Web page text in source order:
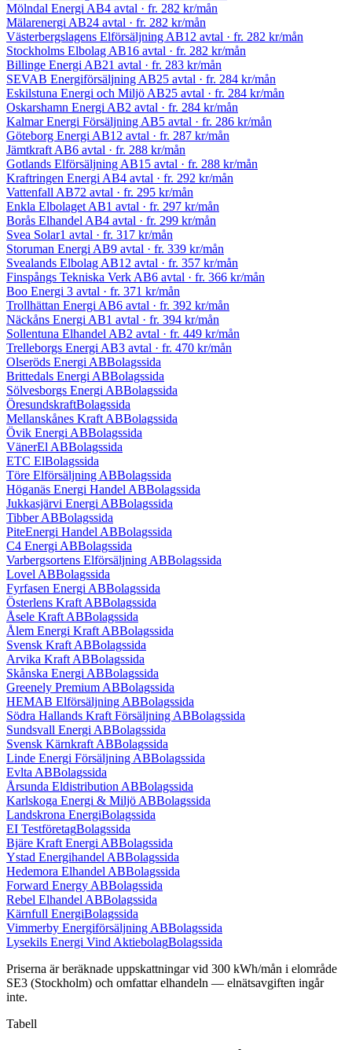
Mölndal Energi AB4 avtal · fr. 282 kr/mån
Mälarenergi AB24 avtal · fr. 282 kr/mån
Västerbergslagens Elförsäljning AB12 avtal · fr. 282 kr/mån
Stockholms Elbolag AB16 avtal · fr. 282 kr/mån
Billinge Energi AB21 avtal · fr. 283 kr/mån
SEVAB Energiförsäljning AB25 avtal · fr. 284 kr/mån
Eskilstuna Energi och Miljö AB25 avtal · fr. 284 kr/mån
Oskarshamn Energi AB2 avtal · fr. 284 kr/mån
Kalmar Energi Försäljning AB5 avtal · fr. 286 kr/mån
Göteborg Energi AB12 avtal · fr. 287 kr/mån
Jämtkraft AB6 avtal · fr. 288 kr/mån
Gotlands Elförsäljning AB15 avtal · fr. 288 kr/mån
Kraftringen Energi AB4 avtal · fr. 292 kr/mån
Vattenfall AB72 avtal · fr. 295 kr/mån
Enkla Elbolaget AB1 avtal · fr. 297 kr/mån
Borås Elhandel AB4 avtal · fr. 299 kr/mån
Svea Solar1 avtal · fr. 317 kr/mån
Storuman Energi AB9 avtal · fr. 339 kr/mån
Svealands Elbolag AB12 avtal · fr. 357 kr/mån
Finspångs Tekniska Verk AB6 avtal · fr. 366 kr/mån
Boo Energi 3 avtal · fr. 371 kr/mån
Trollhättan Energi AB6 avtal · fr. 392 kr/mån
Näckåns Energi AB1 avtal · fr. 394 kr/mån
Sollentuna Elhandel AB2 avtal · fr. 449 kr/mån
Trelleborgs Energi AB3 avtal · fr. 470 kr/mån
Olseröds Energi ABBolagssida
Brittedals Energi ABBolagssida
Sölvesborgs Energi ABBolagssida
ÖresundskraftBolagssida
Mellanskånes Kraft ABBolagssida
Övik Energi ABBolagssida
VänerEl ABBolagssida
ETC ElBolagssida
Töre Elförsäljning ABBolagssida
Höganäs Energi Handel ABBolagssida
Jukkasjärvi Energi ABBolagssida
Tibber ABBolagssida
PiteEnergi Handel ABBolagssida
C4 Energi ABBolagssida
Varbergsortens Elförsäljning ABBolagssida
Lovel ABBolagssida
Fyrfasen Energi ABBolagssida
Österlens Kraft ABBolagssida
Åsele Kraft ABBolagssida
Ålem Energi Kraft ABBolagssida
Svensk Kraft ABBolagssida
Arvika Kraft ABBolagssida
Skånska Energi ABBolagssida
Greenely Premium ABBolagssida
HEMAB Elförsäljning ABBolagssida
Södra Hallands Kraft Försäljning ABBolagssida
Sundsvall Energi ABBolagssida
Svensk Kärnkraft ABBolagssida
Linde Energi Försäljning ABBolagssida
Evlta ABBolagssida
Årsunda Eldistribution ABBolagssida
Karlskoga Energi & Miljö ABBolagssida
Landskrona EnergiBolagssida
EI TestföretagBolagssida
Bjäre Kraft Energi ABBolagssida
Ystad Energihandel ABBolagssida
Hedemora Elhandel ABBolagssida
Forward Energy ABBolagssida
Rebel Elhandel ABBolagssida
Kärnfull EnergiBolagssida
Vimmerby Energiförsäljning ABBolagssida
Lysekils Energi Vind AktiebolagBolagssida
Priserna är beräknade uppskattningar vid 300 kWh/mån i elområde
SE3 (Stockholm) och omfattar elhandeln — elnätsavgiften ingår
inte.
Tabell